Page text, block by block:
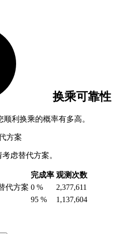
换乘可靠性
顺利换乘的概率有多高。
方案
虑替代方案。
完成率 观测次数
代方案 0 %
2,377,611
95 % 1,137,604